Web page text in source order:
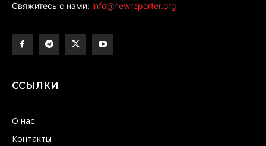
Свяжитесь с нами: info@newreporter.org
ССЫЛКИ
О нас
Контакты